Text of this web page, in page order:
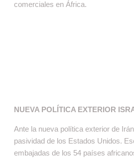
comerciales en África.
NUEVA POLÍTICA EXTERIOR
Ante la nueva política exterior de
pasividad de los Estados Unidos.
embajadas de los 54 países